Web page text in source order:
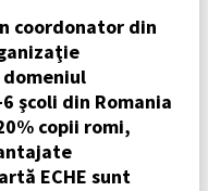
coordonator din
şcoli din Romania
copii romi,
ECHE sunt